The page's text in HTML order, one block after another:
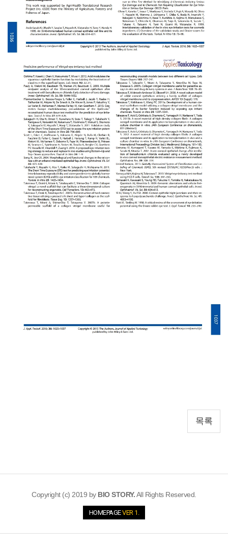
목록
Copyright (c) 2019 by BIO STORY.All Rights Reserved.
HOMEPAGEVER 1.